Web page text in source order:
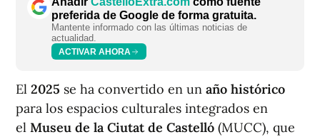
preferida de Google de forma gratuita.
Mantente informado con las últimas noticias de
actualidad.
ACTIVAR AHORA
El 2025 se ha convertido en un año histórico
para los espacios culturales integrados en
el Museu de la Ciutat de Castelló (MUCC), que